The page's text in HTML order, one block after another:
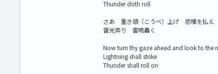
Thunder doth roll
さあ 重き頭（こうべ）上げ 悲嘆を払え
雷光奔り 雷鳴轟く
Now turn thy gaze ahead and look to the
Lightning shall strike
Thunder shall roll on